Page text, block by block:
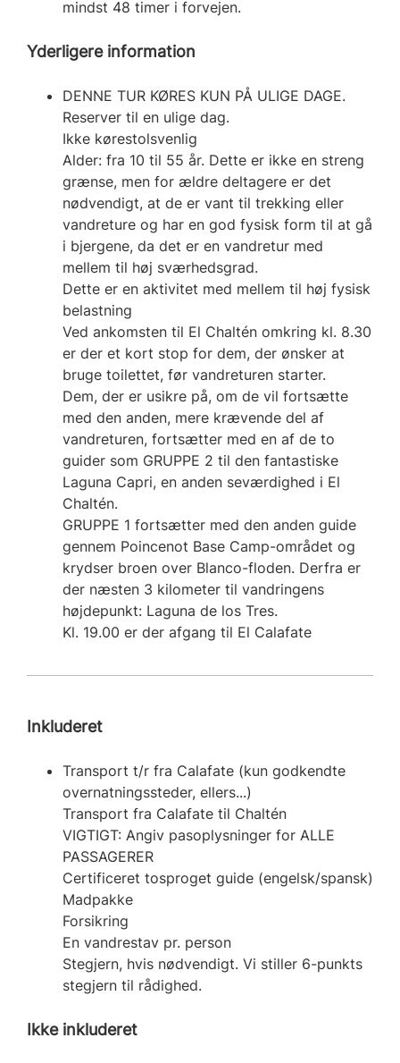
mindst 48 timer i forvejen.
Yderligere information
DENNE TUR KØRES KUN PÅ ULIGE DAGE.
Reserver til en ulige dag.
Ikke kørestolsvenlig
Alder: fra 10 til 55 år. Dette er ikke en streng
grænse, men for ældre deltagere er det
nødvendigt, at de er vant til trekking eller
vandreture og har en god fysisk form til at gå
i bjergene, da det er en vandretur med
mellem til høj sværhedsgrad.
Dette er en aktivitet med mellem til høj fysisk
belastning
Ved ankomsten til El Chaltén omkring kl. 8.30
er der et kort stop for dem, der ønsker at
bruge toilettet, før vandreturen starter.
Dem, der er usikre på, om de vil fortsætte
med den anden, mere krævende del af
vandreturen, fortsætter med en af de to
guider som GRUPPE 2 til den fantastiske
Laguna Capri, en anden seværdighed i El
Chaltén.
GRUPPE 1 fortsætter med den anden guide
gennem Poincenot Base Camp-området og
krydser broen over Blanco-floden. Derfra er
der næsten 3 kilometer til vandringens
højdepunkt: Laguna de los Tres.
Kl. 19.00 er der afgang til El Calafate
Inkluderet
Transport t/r fra Calafate (kun godkendte
overnatningssteder, ellers...)
Transport fra Calafate til Chaltén
VIGTIGT: Angiv pasoplysninger for ALLE
PASSAGERER
Certificeret tosproget guide (engelsk/spansk)
Madpakke
Forsikring
En vandrestav pr. person
Stegjern, hvis nødvendigt. Vi stiller 6-punkts
stegjern til rådighed.
Ikke inkluderet